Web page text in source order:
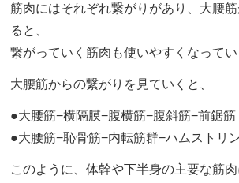
筋肉にはそれぞれ繋がりがあり、大腰
ると、
繋がっていく筋肉も使いやすくなってい
大腰筋からの繋がりを見ていくと、
●大腰筋−横隔膜−腹横筋−腹斜筋−前鋸筋
●大腰筋−恥骨筋−内転筋群−ハムストリ
このように、体幹や下半身の主要な筋